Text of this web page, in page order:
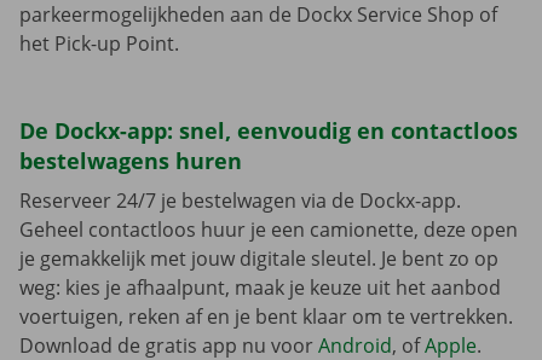
parkeermogelijkheden aan de Dockx Service Shop of
het Pick-up Point.
De Dockx-app: snel, eenvoudig en contactloos
bestelwagens huren
Reserveer 24/7 je bestelwagen via de Dockx-app.
Geheel contactloos huur je een camionette, deze open
je gemakkelijk met jouw digitale sleutel. Je bent zo op
weg: kies je afhaalpunt, maak je keuze uit het aanbod
voertuigen, reken af en je bent klaar om te vertrekken.
Download de gratis app nu voorAndroid, ofApple.